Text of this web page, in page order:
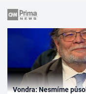
Vondra: Nesmíme